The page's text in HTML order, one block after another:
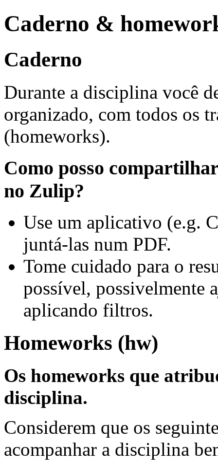
Caderno &
Caderno
Durante a disciplina você
organizado, com todos os
(homeworks).
Como posso
no Zulip?
Use um aplicativo (e.g.
juntá-las num PDF.
Tome cuidado para o
possível, possivelmente
aplicando filtros.
Homeworks (hw)
Os homeworks que
disciplina.
Considerem que os
acompanhar a disciplina